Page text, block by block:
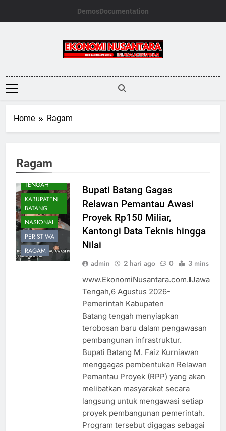
DemosDocumentation
Ekonomi
Nusantara
Home Ragam
Ragam
DAERAH
JAWA
TENGAH
KABUPATEN
BATANG
NASIONAL
PERISTIWA
RAGAM
Bupati Batang Gagas
Relawan Pemantau Awasi
Proyek Rp150 Miliar,
Kantongi Data Teknis hingga
Nilai
admin 2 hari ago 0 3 mins
www.EkonomiNusantara.com.ǁJawa
Tengah,6 Agustus 2026-
Pemerintah Kabupaten
Batang tengah menyiapkan
terobosan baru dalam pengawasan
pembangunan infrastruktur.
Bupati Batang M. Faiz Kurniawan
menggagas pembentukan Relawan
Pemantau Proyek (RPP) yang akan
melibatkan masyarakat secara
langsung untuk mengawasi setiap
proyek pembangunan pemerintah.
Program tersebut digagas sebagai